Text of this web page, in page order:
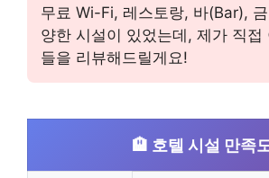
무료 Wi-Fi, 레스토랑, 바(Bar),
양한 시설이 있었는데, 제가 직접
들을 리뷰해드릴게요!
🏨 호텔 시설 만족